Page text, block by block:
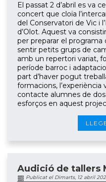
El passat 2 d’abril es va
concert que cloïa
del Conservatori de Vic i
d’Olot. Aquest va
per preparar el
sentir petits grups de
amb un repertori variat,
període barroc i
part d’haver pogut
formacions, l’experiència
contacte alumnes de
esforços en aquest
Audició de tallers
Publicat el Dimarts, 12 abril